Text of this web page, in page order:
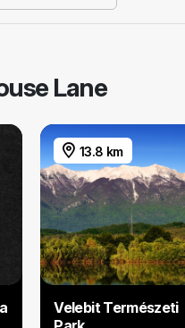
Lane
13.8 km
Velebit Természeti